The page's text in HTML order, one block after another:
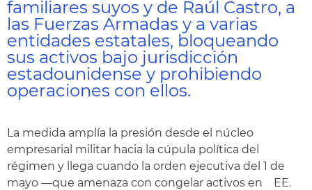
familiares suyos y de Raúl Castro, a
las Fuerzas Armadas y a varias
entidades estatales, bloqueando
sus activos bajo jurisdicción
estadounidense y prohibiendo
operaciones con ellos.
La medida amplía la presión desde el núcleo
empresarial militar hacia la cúpula política del
régimen y llega cuando la orden ejecutiva del 1 de
mayo —que amenaza con congelar activos en EE.